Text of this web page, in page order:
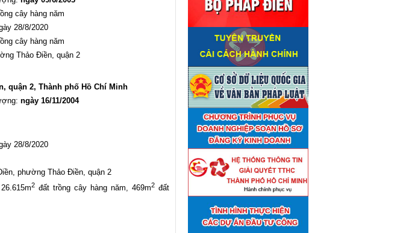
cây hàng năm
28/8/2020
cây hàng năm
Thảo Điền, quận 2
quận 2, Thành phố Hồ Chí Minh
ngày 16/11/2004
28/8/2020
phường Thảo Điền, quận 2
2 đất trồng cây hàng năm, 469m2 đất
Thuê đơn vị tư vấn thẩm định
giá tài sản theo 09 Yêu cầu
định giá tài sản (04/08)